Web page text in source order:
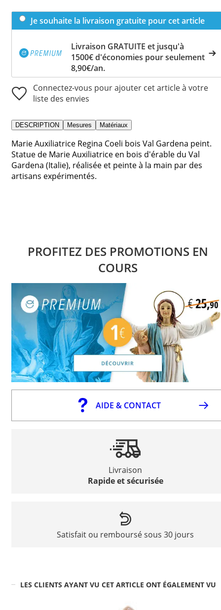
Je souhaite la livraison gratuite pour cet article
Livraison GRATUITE et jusqu'à
1500€ d'économies pour seulement
8,90€/an.
Connectez-vous pour ajouter cet article à votre
liste des envies
DESCRIPTION Mesures Matériaux
Marie Auxiliatrice Regina Coeli bois Val Gardena peint.
Statue de Marie Auxiliatrice en bois d'érable du Val
Gardena (Italie), réalisée et peinte à la main par des
artisans expérimentés.
PROFITEZ DES PROMOTIONS EN
COURS
AIDE & CONTACT
Livraison
Rapide et sécurisée
Satisfait ou remboursé sous 30 jours
LES CLIENTS AYANT VU CET ARTICLE ONT ÉGALEMENT VU